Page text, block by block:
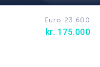
Euro 23.600
kr. 175.000